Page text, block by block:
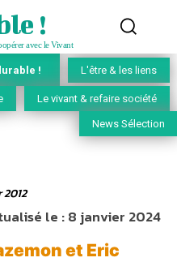
!
avec le Vivant
! L'être & les liens
Le vivant & refaire société
News Sélection
2012
le :8 janvier 2024
et Eric